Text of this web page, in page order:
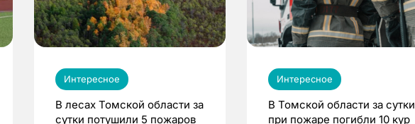
Интересное
В лесах Томской области за
сутки потушили 5 пожаров
Интересное
В Томской области за сутки
при пожаре погибли 10 кур